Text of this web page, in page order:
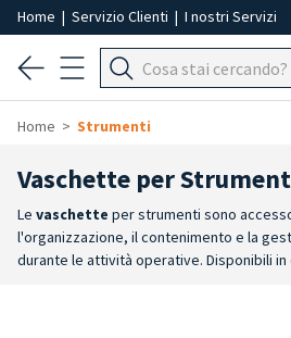
Home | Servizio Clienti | I nostri Servizi
Home Strumenti
Vaschette per
Le vaschette per strumenti sono
l'organizzazione, il contenimento e la
durante le attività operative. Disponibili